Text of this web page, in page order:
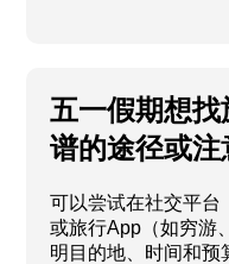
五一假期想
谱的途径或注
可以尝试在社交平台
或旅行App（如穷游
明目的地、时间和预